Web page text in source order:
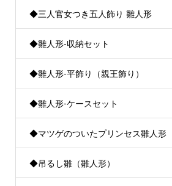
◆三人官女つき五人飾り 雛人形
◆雛人形-収納セット
◆雛人形-平飾り（親王飾り）
◆雛人形-ケースセット
◆マツゲのついたプリンセス雛人形
◆吊るし雛（雛人形）